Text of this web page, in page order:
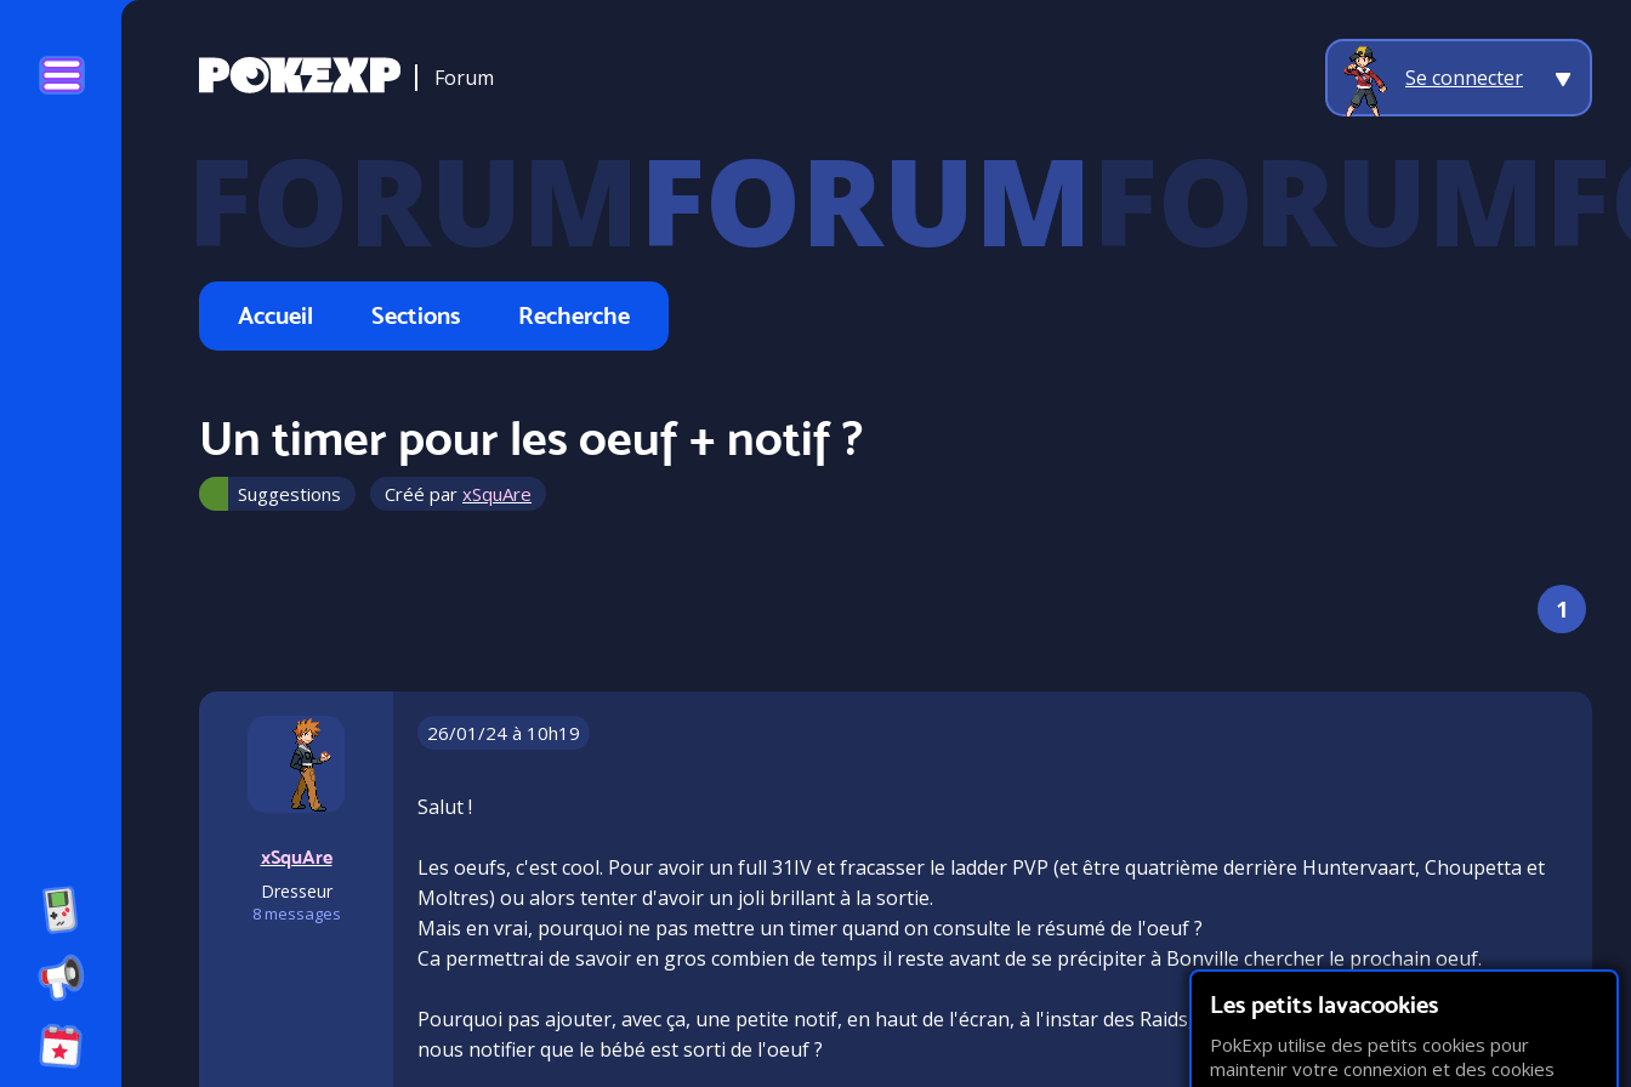
Forum Se connecter
FORUM
Accueil Sections Recherche
Un timer pour les oeuf + notif ?
Suggestions Créé par xSquAre
1
xSquAre
Dresseur
8 messages
26/01/24 à 10h19
Salut !
Les oeufs, c'est cool. Pour avoir un full 31IV et fracasser le ladder PVP (et être quatrième derrière Huntervaart, Choupetta et
Moltres) ou alors tenter d'avoir un joli brillant à la sortie.
Mais en vrai, pourquoi ne pas mettre un timer quand on consulte le résumé de l'oeuf ?
Ca permettrai de savoir en gros combien de temps il reste avant de se précipiter à Bonville chercher le prochain oeuf.
Pourquoi pas ajouter, avec ça, une petite notif, en haut de l'écran, à l'instar des Raids, ou des totems décolorés activés, pour
nous notifier que le bébé est sorti de l'oeuf ?
2
Les petits lavacookies
PokExp utilise des petits cookies pour
maintenir votre connexion et des cookies